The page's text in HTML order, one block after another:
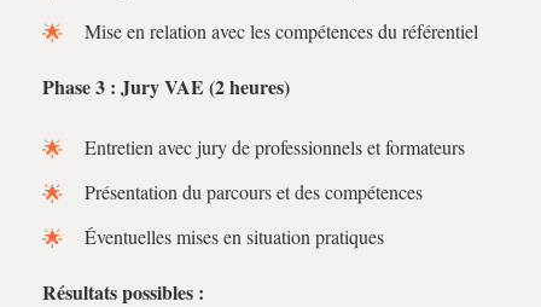
Mise en relation avec les compétences du référentiel
Phase 3 : Jury VAE (2 heures)
Entretien avec jury de professionnels et formateurs
Présentation du parcours et des compétences
Éventuelles mises en situation pratiques
Résultats possibles :